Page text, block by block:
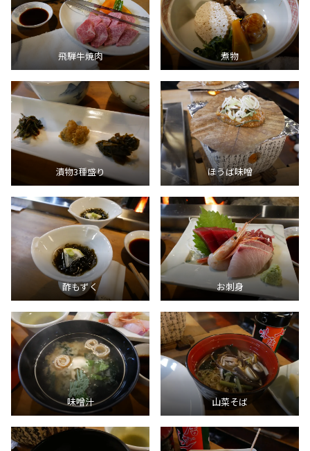
飛騨牛焼肉 煮物
漬物3種盛り ほうば味噌
酢もずく お刺身
味噌汁 山菜そば